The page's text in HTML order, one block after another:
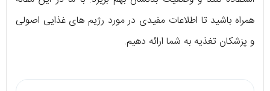
همراه باشید تا اطلاعات مفیدی در مورد رژیم های غذایی اصولی
و پزشکان تغذیه به شما ارائه دهیم.